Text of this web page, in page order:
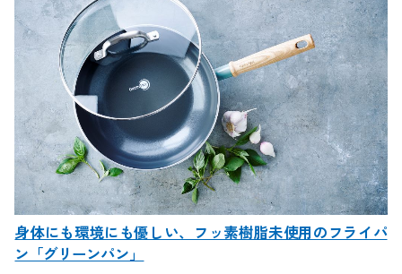
身体にも環境にも優しい、フッ素樹脂未使用のフライパ
ン「グリーンパン」